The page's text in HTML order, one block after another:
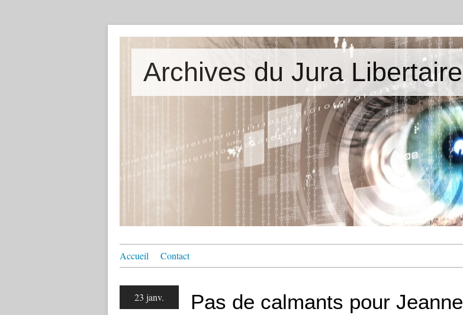
Archives du Jura Libertaire
Accueil Contact
23 janv. Pas de calmants pour Jeanne